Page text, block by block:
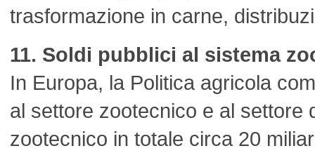
trasformazione in carne,
11. Soldi pubblici al sistema
In Europa, la Politica agricola
al settore zootecnico e al settore
zootecnico in totale circa 20